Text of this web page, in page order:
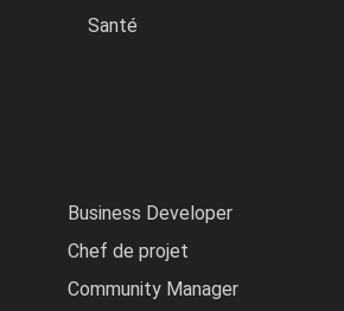
Santé
Business Developer
Chef de projet
Community Manager